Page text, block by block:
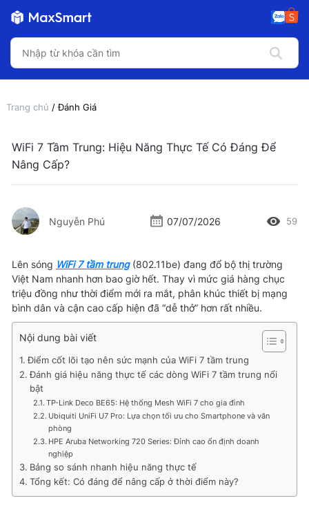
Trang chủ / Đánh Giá
WiFi 7 Tầm Trung: Hiệu Năng Thực Tế Có Đáng Để
Nâng Cấp?
Nguyễn Phú 07/07/2026 59
Lên sóng WiFi 7 tầm trung(802.11be) đang đổ bộ thị trường
Việt Nam nhanh hơn bao giờ hết. Thay vì mức giá hàng chục
triệu đồng như thời điểm mới ra mắt, phân khúc thiết bị mạng
bình dân và cận cao cấp hiện đã “dễ thở” hơn rất nhiều.
Nội dung bài viết
Điểm cốt lõi tạo nên sức mạnh của WiFi 7 tầm trung
Đánh giá hiệu năng thực tế các dòng WiFi 7 tầm trung nổi
bật
TP-Link Deco BE65: Hệ thống Mesh WiFi 7 cho gia đình
Ubiquiti UniFi U7 Pro: Lựa chọn tối ưu cho Smartphone và văn
phòng
HPE Aruba Networking 720 Series: Đỉnh cao ổn định doanh
nghiệp
Bảng so sánh nhanh hiệu năng thực tế
Tổng kết: Có đáng để nâng cấp ở thời điểm này?